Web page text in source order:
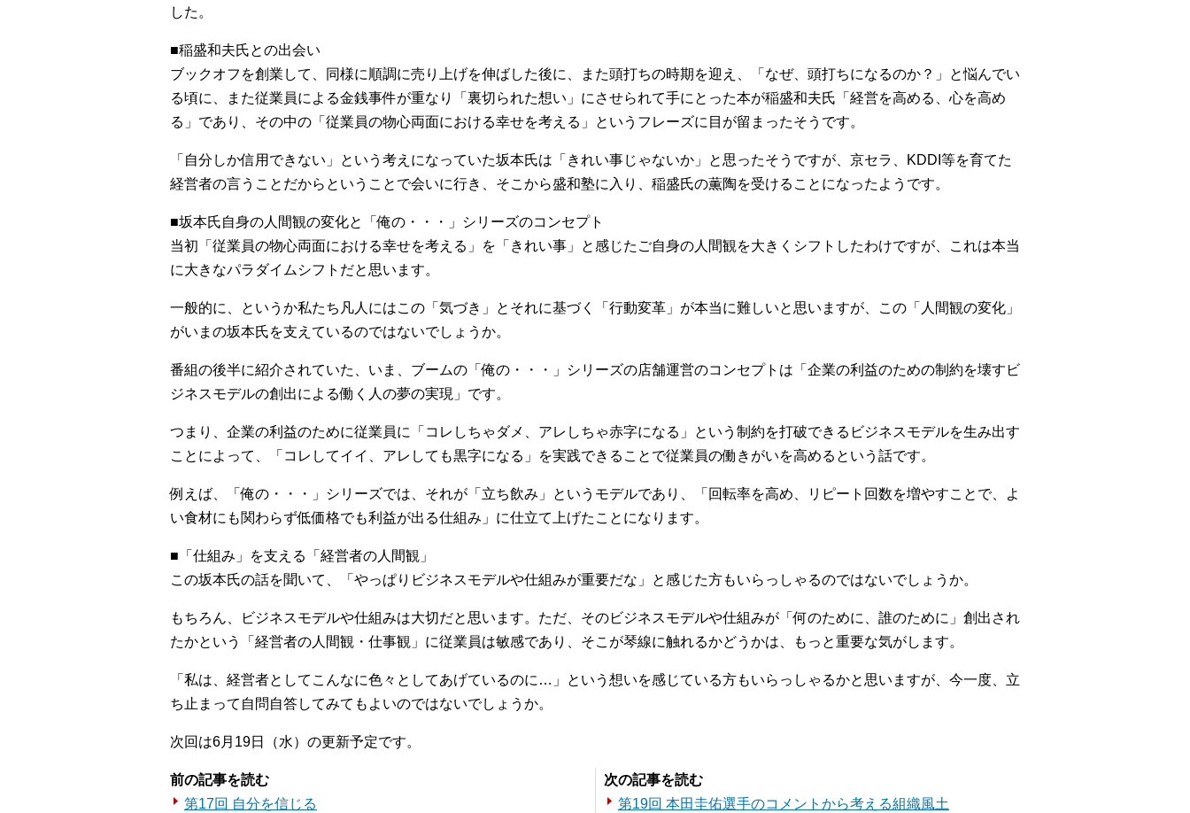
した。
■稲盛和夫氏との出会い
ブックオフを創業して、同様に順調に売り上げを伸ばした後に、また頭打ちの時期を迎え、「なぜ、頭打ちになるのか？」と悩んでい
る頃に、また従業員による金銭事件が重なり「裏切られた想い」にさせられて手にとった本が稲盛和夫氏「経営を高める、心を高め
る」であり、その中の「従業員の物心両面における幸せを考える」というフレーズに目が留まったそうです。
「自分しか信用できない」という考えになっていた坂本氏は「きれい事じゃないか」と思ったそうですが、京セラ、KDDI等を育てた
経営者の言うことだからということで会いに行き、そこから盛和塾に入り、稲盛氏の薫陶を受けることになったようです。
■坂本氏自身の人間観の変化と「俺の・・・」シリーズのコンセプト
当初「従業員の物心両面における幸せを考える」を「きれい事」と感じたご自身の人間観を大きくシフトしたわけですが、これは本当
に大きなパラダイムシフトだと思います。
一般的に、というか私たち凡人にはこの「気づき」とそれに基づく「行動変革」が本当に難しいと思いますが、この「人間観の変化」
がいまの坂本氏を支えているのではないでしょうか。
番組の後半に紹介されていた、いま、ブームの「俺の・・・」シリーズの店舗運営のコンセプトは「企業の利益のための制約を壊すビ
ジネスモデルの創出による働く人の夢の実現」です。
つまり、企業の利益のために従業員に「コレしちゃダメ、アレしちゃ赤字になる」という制約を打破できるビジネスモデルを生み出す
ことによって、「コレしてイイ、アレしても黒字になる」を実践できることで従業員の働きがいを高めるという話です。
例えば、「俺の・・・」シリーズでは、それが「立ち飲み」というモデルであり、「回転率を高め、リピート回数を増やすことで、よ
い食材にも関わらず低価格でも利益が出る仕組み」に仕立て上げたことになります。
■「仕組み」を支える「経営者の人間観」
この坂本氏の話を聞いて、「やっぱりビジネスモデルや仕組みが重要だな」と感じた方もいらっしゃるのではないでしょうか。
もちろん、ビジネスモデルや仕組みは大切だと思います。ただ、そのビジネスモデルや仕組みが「何のために、誰のために」創出され
たかという「経営者の人間観・仕事観」に従業員は敏感であり、そこが琴線に触れるかどうかは、もっと重要な気がします。
「私は、経営者としてこんなに色々としてあげているのに…」という想いを感じている方もいらっしゃるかと思いますが、今一度、立
ち止まって自問自答してみてもよいのではないでしょうか。
次回は6月19日（水）の更新予定です。
前の記事を読む
第17回 自分を信じる
次の記事を読む
第19回 本田圭佑選手のコメントから考える組織風土